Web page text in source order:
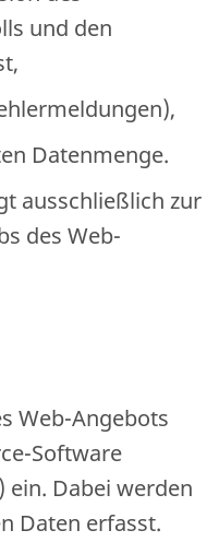
und den
Datenmenge.
ausschließlich zur
des Web-
Web-Angebots
Software
ein. Dabei werden
Daten erfasst.